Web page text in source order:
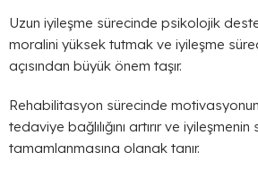
Uzun iyileşme sürecinde psikolojik
moralini yüksek tutmak ve iyileşme
açısından büyük önem taşır.
Rehabilitasyon sürecinde
tedaviye bağlılığını artırır ve iyileşmenin
tamamlanmasına olanak tanır.